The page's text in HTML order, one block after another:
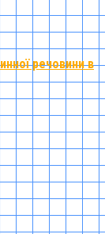
речовини в